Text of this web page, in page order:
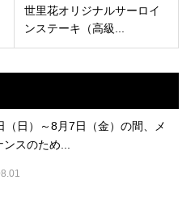
世里花オリジナルサーロイ
ンステーキ（高級...
（日）～8月7日（金）の間、メ
ンスのため...